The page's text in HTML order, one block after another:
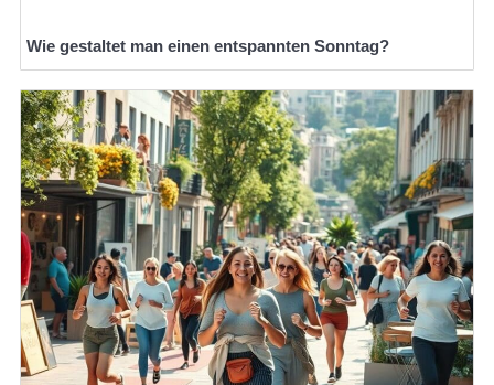
Wie gestaltet man einen entspannten Sonntag?